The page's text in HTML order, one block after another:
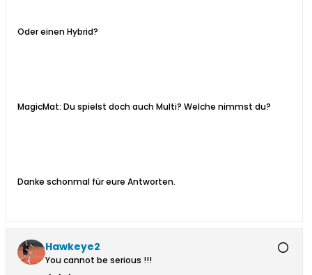
Oder einen Hybrid?
MagicMat: Du spielst doch auch Multi? Welche nimmst du?
Danke schonmal für eure Antworten.
Hawkeye2
You cannot be serious !!!